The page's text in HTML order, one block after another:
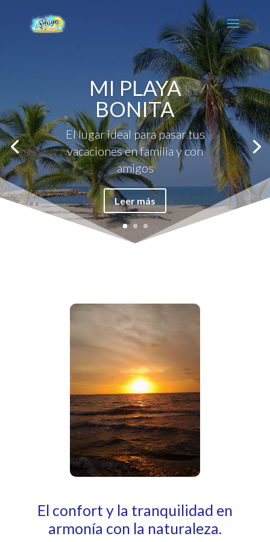
MI PLAYA
BONITA
El lugar ideal para pasar tus
vacaciones en familia y con
amigos
Leer más
El confort y la tranquilidad en
armonía con la naturaleza.